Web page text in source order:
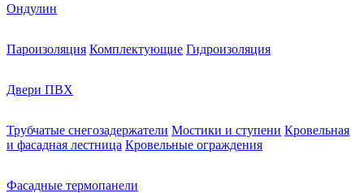
Ондулин
Пароизоляция Комплектующие Гидроизоляция
Двери ПВХ
Трубчатые снегозадержатели Мостики и ступени Кровельная
и фасадная лестница Кровельные ограждения
Фасадные термопанели